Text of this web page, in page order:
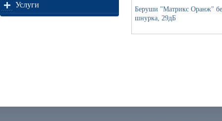
Услуги
Беруши "Матрикс Оранж"
шнурка, 29дБ